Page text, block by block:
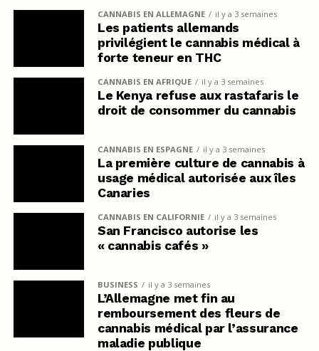
CANNABIS EN ALLEMAGNE il y a 3 semaines
Les patients allemands
privilégient le cannabis médical à
forte teneur en THC
CANNABIS EN AFRIQUE il y a 3 semaines
Le Kenya refuse aux rastafaris le
droit de consommer du cannabis
CANNABIS EN ESPAGNE il y a 3 semaines
La première culture de cannabis à
usage médical autorisée aux îles
Canaries
CANNABIS EN CALIFORNIE il y a 3 semaines
San Francisco autorise les
« cannabis cafés »
BUSINESS il y a 3 semaines
L’Allemagne met fin au
remboursement des fleurs de
cannabis médical par l’assurance
maladie publique